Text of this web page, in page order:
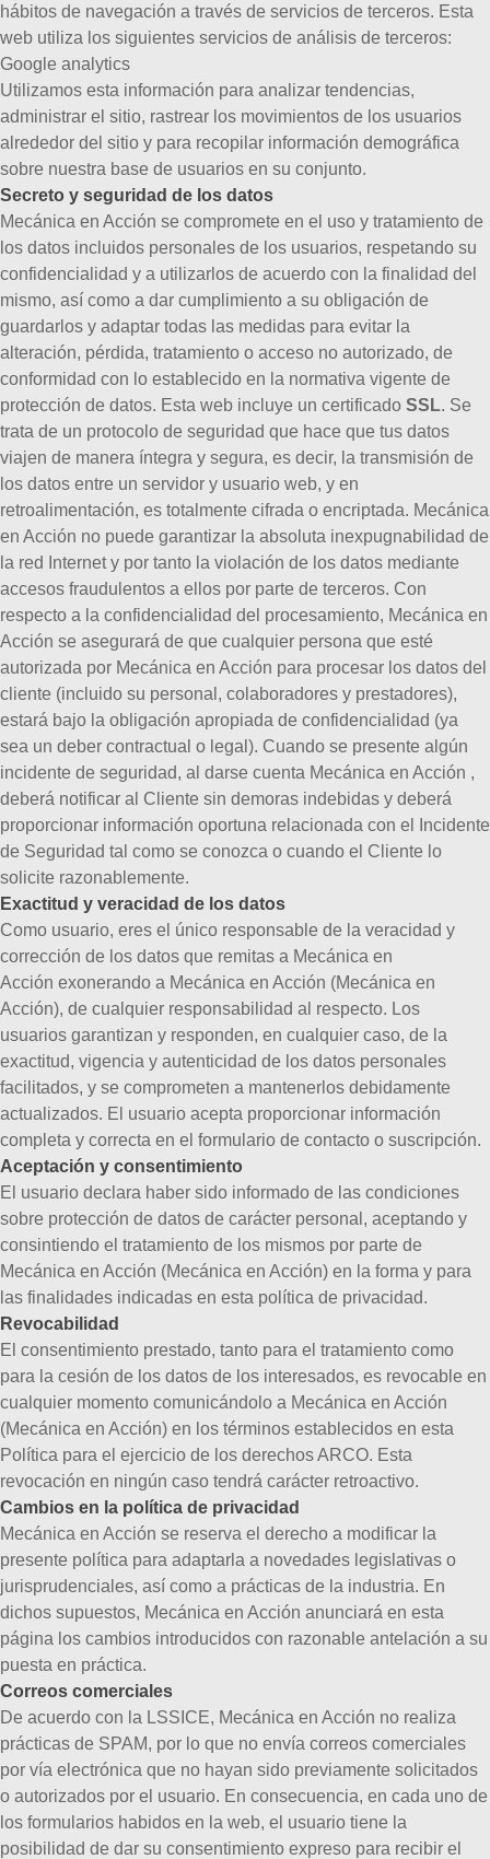
hábitos de navegación a través de servicios de terceros. Esta
web utiliza los siguientes servicios de análisis de terceros:
Google analytics
Utilizamos esta información para analizar tendencias,
administrar el sitio, rastrear los movimientos de los usuarios
alrededor del sitio y para recopilar información demográfica
sobre nuestra base de usuarios en su conjunto.
Secreto y seguridad de los datos
Mecánica en Acción se compromete en el uso y tratamiento de
los datos incluidos personales de los usuarios, respetando su
confidencialidad y a utilizarlos de acuerdo con la finalidad del
mismo, así como a dar cumplimiento a su obligación de
guardarlos y adaptar todas las medidas para evitar la
alteración, pérdida, tratamiento o acceso no autorizado, de
conformidad con lo establecido en la normativa vigente de
protección de datos. Esta web incluye un certificado SSL. Se
trata de un protocolo de seguridad que hace que tus datos
viajen de manera íntegra y segura, es decir, la transmisión de
los datos entre un servidor y usuario web, y en
retroalimentación, es totalmente cifrada o encriptada. Mecánica
en Acción no puede garantizar la absoluta inexpugnabilidad de
la red Internet y por tanto la violación de los datos mediante
accesos fraudulentos a ellos por parte de terceros. Con
respecto a la confidencialidad del procesamiento, Mecánica en
Acción se asegurará de que cualquier persona que esté
autorizada por Mecánica en Acción para procesar los datos del
cliente (incluido su personal, colaboradores y prestadores),
estará bajo la obligación apropiada de confidencialidad (ya
sea un deber contractual o legal). Cuando se presente algún
incidente de seguridad, al darse cuenta Mecánica en Acción ,
deberá notificar al Cliente sin demoras indebidas y deberá
proporcionar información oportuna relacionada con el Incidente
de Seguridad tal como se conozca o cuando el Cliente lo
solicite razonablemente.
Exactitud y veracidad de los datos
Como usuario, eres el único responsable de la veracidad y
corrección de los datos que remitas a Mecánica en
Acción exonerando a Mecánica en Acción (Mecánica en
Acción), de cualquier responsabilidad al respecto. Los
usuarios garantizan y responden, en cualquier caso, de la
exactitud, vigencia y autenticidad de los datos personales
facilitados, y se comprometen a mantenerlos debidamente
actualizados. El usuario acepta proporcionar información
completa y correcta en el formulario de contacto o suscripción.
Aceptación y consentimiento
El usuario declara haber sido informado de las condiciones
sobre protección de datos de carácter personal, aceptando y
consintiendo el tratamiento de los mismos por parte de
Mecánica en Acción (Mecánica en Acción) en la forma y para
las finalidades indicadas en esta política de privacidad.
Revocabilidad
El consentimiento prestado, tanto para el tratamiento como
para la cesión de los datos de los interesados, es revocable en
cualquier momento comunicándolo a Mecánica en Acción
(Mecánica en Acción) en los términos establecidos en esta
Política para el ejercicio de los derechos ARCO. Esta
revocación en ningún caso tendrá carácter retroactivo.
Cambios en la política de privacidad
Mecánica en Acción se reserva el derecho a modificar la
presente política para adaptarla a novedades legislativas o
jurisprudenciales, así como a prácticas de la industria. En
dichos supuestos, Mecánica en Acción anunciará en esta
página los cambios introducidos con razonable antelación a su
puesta en práctica.
Correos comerciales
De acuerdo con la LSSICE, Mecánica en Acción no realiza
prácticas de SPAM, por lo que no envía correos comerciales
por vía electrónica que no hayan sido previamente solicitados
o autorizados por el usuario. En consecuencia, en cada uno de
los formularios habidos en la web, el usuario tiene la
posibilidad de dar su consentimiento expreso para recibir el